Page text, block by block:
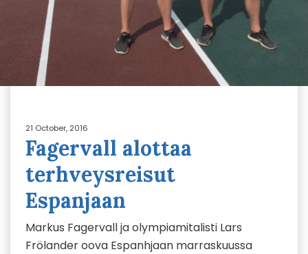
21 October, 2016
Fagervall alottaa
terhveysreisut
Espanjaan
Markus Fagervall ja olympiamitalisti Lars
Frölander oova Espanhjaan marraskuussa